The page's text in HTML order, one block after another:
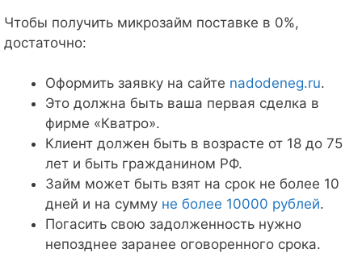
Чтобы получить микрозайм поставке в 0%,
достаточно:
Оформить заявку на сайте nadodeneg.ru.
Это должна быть ваша первая сделка в
фирме «Кватро».
Клиент должен быть в возрасте от 18 до 75
лет и быть гражданином РФ.
Займ может быть взят на срок не более 10
дней и на сумму не более 10000 рублей.
Погасить свою задолженность нужно
непозднее заранее оговоренного срока.